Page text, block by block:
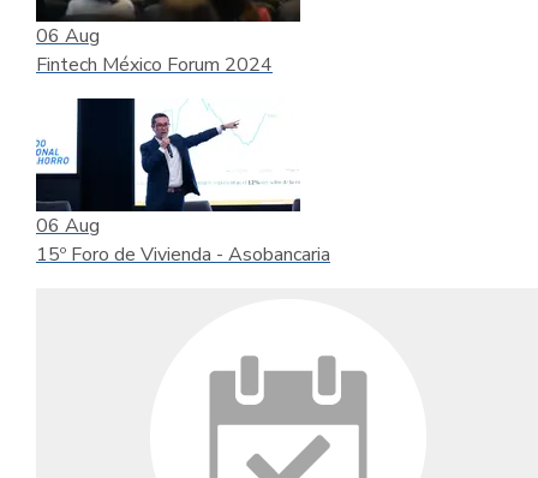
06 Aug
Fintech México Forum 2024
06 Aug
15º Foro de Vivienda - Asobancaria